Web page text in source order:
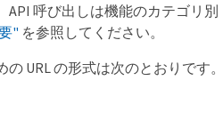
API 呼び出しは機能のカテゴリ別
" を参照してください。
URL の形式は次のとおりです。